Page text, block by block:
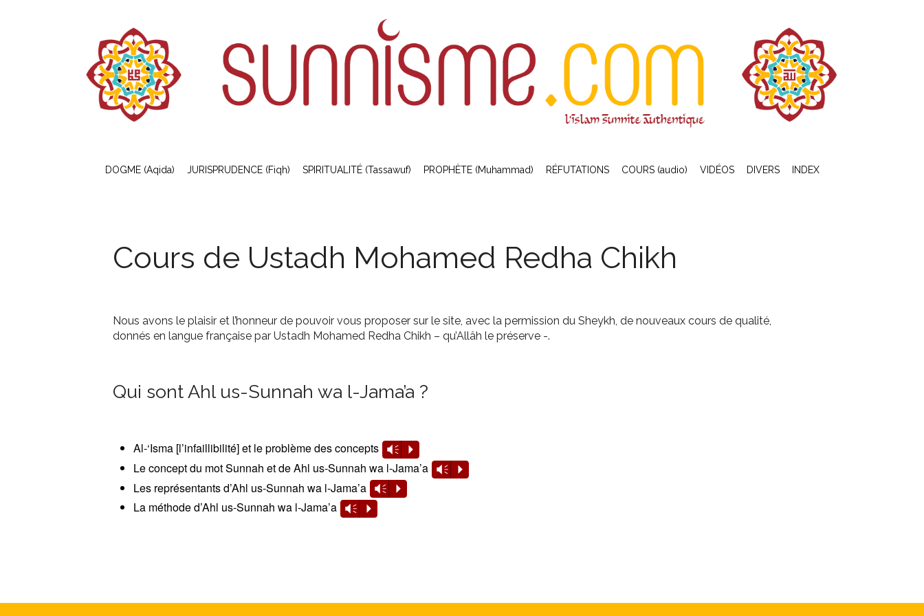
DOGME (Aqida) JURISPRUDENCE (Fiqh) SPIRITUALITÉ (Tassawuf) PROPHÈTE (Muhammad) RÉFUTATIONS COURS (audio) VIDÉOS DIVERS INDEX
Cours de Ustadh Mohamed Redha Chikh
Nous avons le plaisir et l’honneur de pouvoir vous proposer sur le site, avec la permission du Sheykh, de nouveaux cours de qualité,
donnés en langue française par Ustadh Mohamed Redha Chikh – qu’Allâh le préserve -.
Qui sont Ahl us-Sunnah wa l-Jama’a ?
Al-‘Isma [l’infaillibilité] et le problème des concepts Vm P
Le concept du mot Sunnah et de Ahl us-Sunnah wa l-Jama’a Vm P
Les représentants d’Ahl us-Sunnah wa l-Jama’a Vm P
La méthode d’Ahl us-Sunnah wa l-Jama’a Vm P